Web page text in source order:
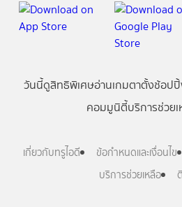
วันนี้ดูสิทธิพิเศษอ่านเกมตาตั้งช้อป
คอมมูนิตี้บริการช่วย
เกี่ยวกับทรูไอดี ข้อกำหนดและเงื่อนไข
บริการช่วยเหลือ